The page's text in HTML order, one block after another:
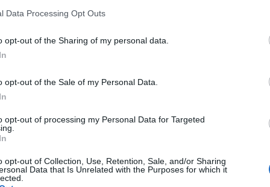
Data Processing Opt Outs
opt-out of the Sharing of my personal data.
opt-out of the Sale of my Personal Data.
opt-out of processing my Personal Data for Targeted
opt-out of Collection, Use, Retention, Sale, and/or Sharing
Data that Is Unrelated with the Purposes for which it
κέρδη έως και 5% στη Wall Street, αν